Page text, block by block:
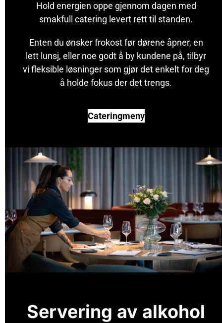
Hold energien oppe gjennom dagen med
smakfull catering levert rett til standen.
Enten du ønsker frokost før dørene åpner, en
lett lunsj, eller noe godt å by kundene på, tilbyr
vi fleksible løsninger som gjør det enkelt for deg
å holde fokus der det trengs.
Cateringmeny
Servering av alkohol